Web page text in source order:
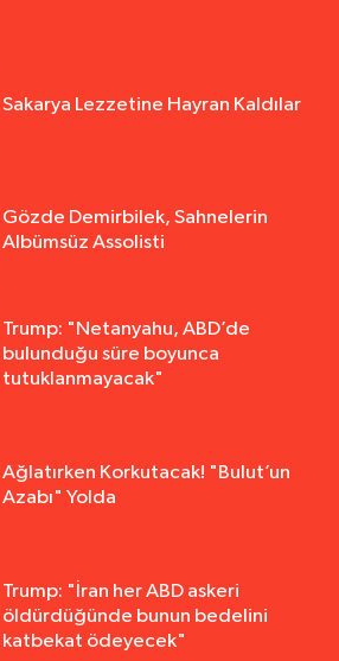
Sakarya Lezzetine Hayran Kaldılar
Gözde Demirbilek, Sahnelerin
Albümsüz Assolisti
Trump: "Netanyahu, ABD’de
bulunduğu süre boyunca
tutuklanmayacak"
Ağlatırken Korkutacak! "Bulut’un
Azabı" Yolda
Trump: "İran her ABD askeri
öldürdüğünde bunun bedelini
katbekat ödeyecek"